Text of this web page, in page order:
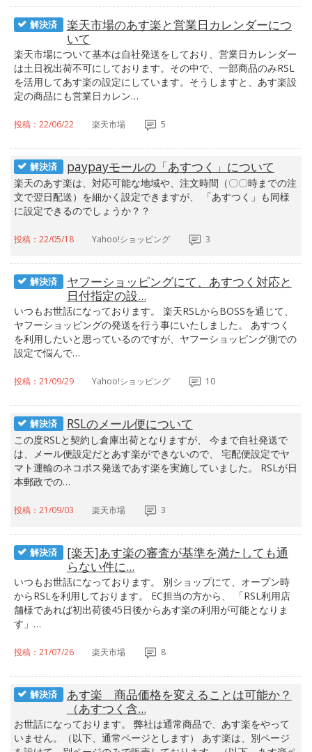
解決済
楽天市場のあす楽と営業日カレンダーにつ
いて
楽天市場について基本は自社発送をしており、営業日カレンダー
は土日祝出荷不可にしております。その中で、一部商品のみRSL
を活用してあす楽の設定にしています。そうしますと、あす楽設
定の商品にも営業日カレン…
投稿：22/06/22 楽天市場 5
解決済 paypayモールの「あすつく」について
楽天のあす楽は、対応可能な地域や、注文時間（〇〇時までの注
文で翌日配送）を細かく設定できますが、 「あすつく」も同様
に設定できるのでしょうか？？
投稿：22/05/18 Yahoo!ショッピング 3
解決済
ヤフーショッピングにて、あすつく対応と
日付指定の設...
いつもお世話になっております。 楽天RSLからBOSSを通じて、
ヤフーショッピングの発送を行う事にいたしました。 あすつく
を利用したいと思っているのですが、ヤフーショッピング側での
設定で悩んで…
投稿：21/09/29 Yahoo!ショッピング 10
解決済 RSLのメール便について
この度RSLと契約し倉庫出荷となりますが、 今まで自社発送で
は、メール便設定だとあす楽ができないので、 宅配便設定でヤ
マト運輸のネコポス発送であす楽を実施していました。 RSLが日
本郵政での…
投稿：21/09/03 楽天市場 3
解決済
[楽天]あす楽の審査が基準を満たしても通
らない件に...
いつもお世話になっております。 別ショップにて、オープン時
からRSLを利用しております。 EC担当の方から、 「RSL利用店
舗様であれば初出荷後45日後からあす楽の利用が可能となりま
す」…
投稿：21/07/26 楽天市場 8
解決済
あす楽 商品価格を変えることは可能か？
（あすつく含...
お世話になっております。 弊社は通常商品で、あす楽をやって
いません。（以下、通常ページとします） あす楽は、別ページ